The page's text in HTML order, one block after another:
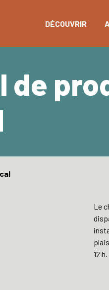
DÉCOUVRIR
de
Le
12 h.